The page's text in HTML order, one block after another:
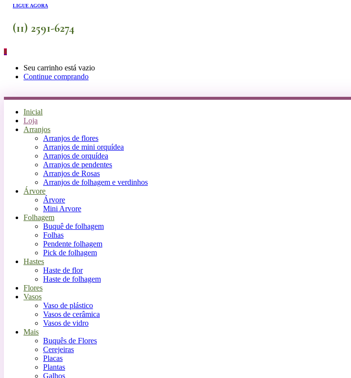
LIGUE AGORA
(11) 2591-6274
0
Seu carrinho está vazio
Continue comprando
Inicial
Loja
Arranjos
Arranjos de flores
Arranjos de mini orquídea
Arranjos de orquídea
Arranjos de pendentes
Arranjos de Rosas
Arranjos de folhagem e verdinhos
Árvore
Árvore
Mini Arvore
Folhagem
Buquê de folhagem
Folhas
Pendente folhagem
Pick de folhagem
Hastes
Haste de flor
Haste de folhagem
Flores
Vasos
Vaso de plástico
Vasos de cerâmica
Vasos de vidro
Mais
Buquês de Flores
Cerejeiras
Placas
Plantas
Galhos